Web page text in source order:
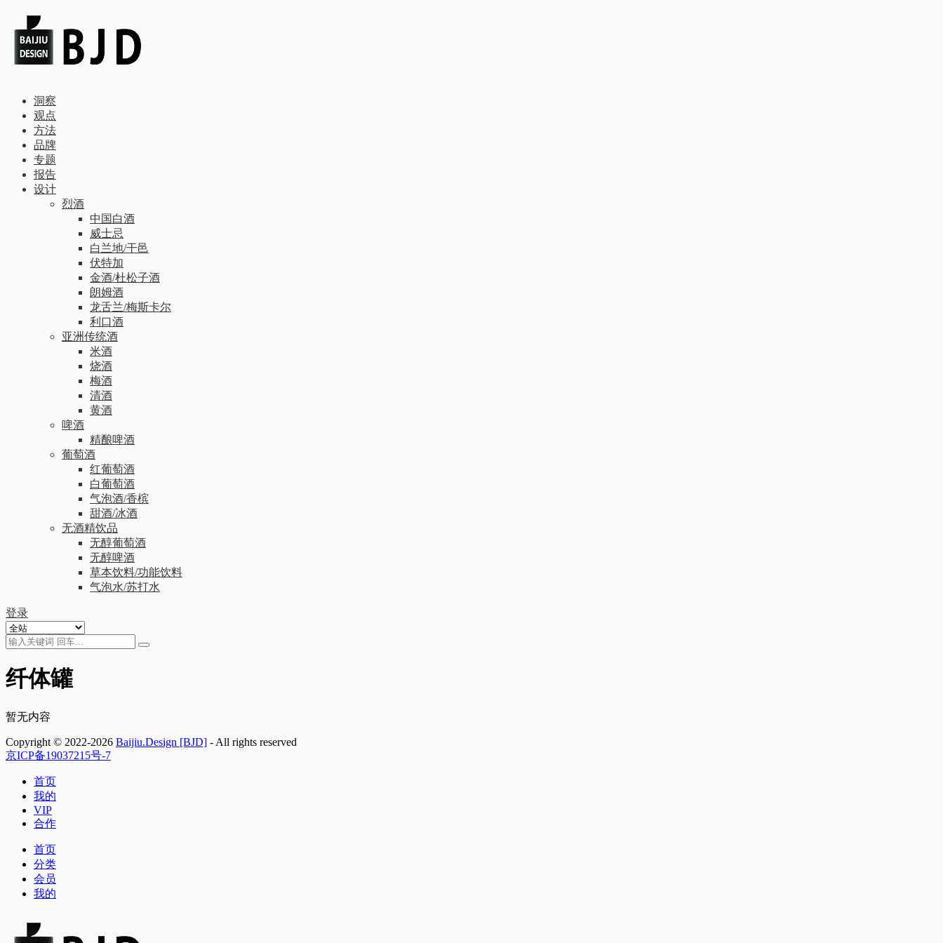
洞察
观点
方法
品牌
专题
报告
设计
烈酒
中国白酒
威士忌
白兰地/干邑
伏特加
金酒/杜松子酒
朗姆酒
龙舌兰/梅斯卡尔
利口酒
亚洲传统酒
米酒
烧酒
梅酒
清酒
黄酒
啤酒
精酿啤酒
葡萄酒
红葡萄酒
白葡萄酒
气泡酒/香槟
甜酒/冰酒
无酒精饮品
无醇葡萄酒
无醇啤酒
草本饮料/功能饮料
气泡水/苏打水
登录
纤体罐
暂无内容
Copyright © 2022-2026 Baijiu.Design [BJD] - All rights reserved
京ICP备19037215号-7
首页
我的
VIP
合作
首页
分类
会员
我的